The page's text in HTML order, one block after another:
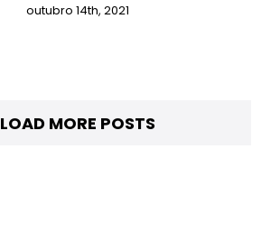
outubro 14th, 2021
LOAD MORE POSTS